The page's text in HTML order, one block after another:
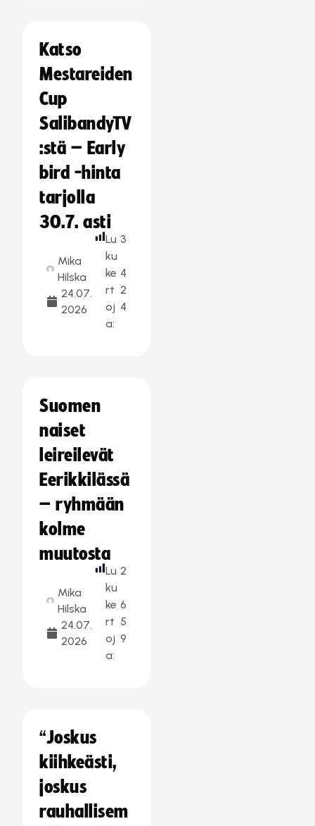
Katso
Mestareiden
Cup
SalibandyTV
:stä – Early
bird -hinta
tarjolla
30.7. asti
Mika
Hilska
24.07.
2026
Lu
ku
ke
rt
oj
a:
3
4
2
4
Suomen
naiset
leireilevät
Eerikkilässä
– ryhmään
kolme
muutosta
Mika
Hilska
24.07.
2026
Lu
ku
ke
rt
oj
a:
2
6
5
9
“Joskus
kiihkeästi,
joskus
rauhallisem